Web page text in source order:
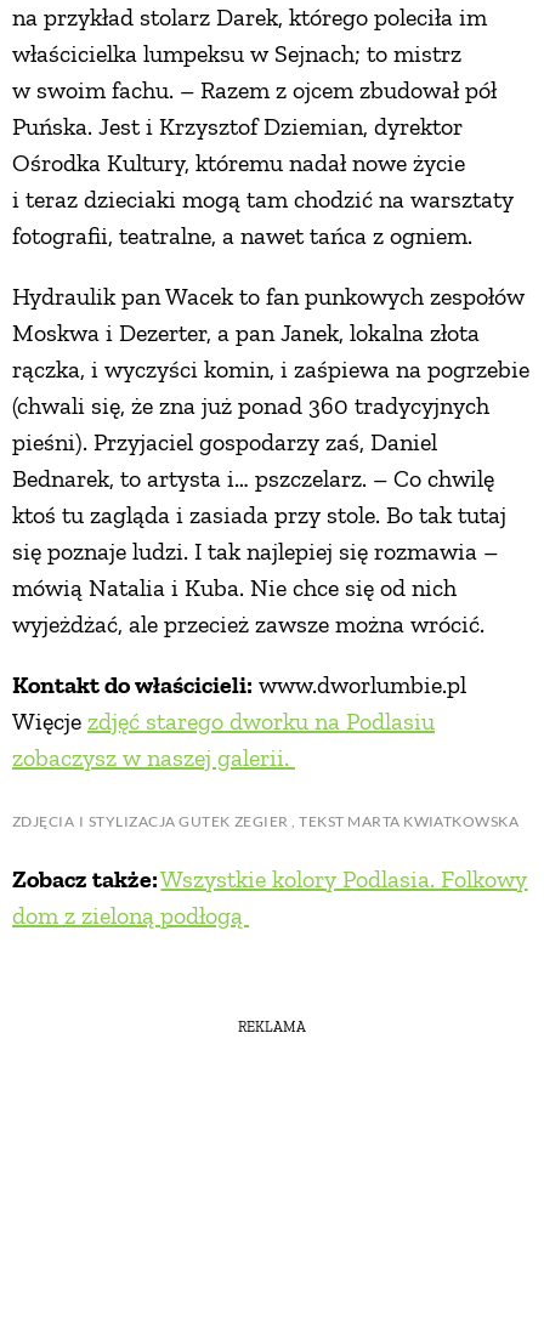
na przykład stolarz Darek, którego poleciła im
właścicielka lumpeksu w Sejnach; to mistrz
w swoim fachu. – Razem z ojcem zbudował pół
Puńska. Jest i Krzysztof Dziemian, dyrektor
Ośrodka Kultury, któremu nadał nowe życie
i teraz dzieciaki mogą tam chodzić na warsztaty
fotografii, teatralne, a nawet tańca z ogniem.
Hydraulik pan Wacek to fan punkowych zespołów
Moskwa i Dezerter, a pan Janek, lokalna złota
rączka, i wyczyści komin, i zaśpiewa na pogrzebie
(chwali się, że zna już ponad 360 tradycyjnych
pieśni). Przyjaciel gospodarzy zaś, Daniel
Bednarek, to artysta i… pszczelarz. – Co chwilę
ktoś tu zagląda i zasiada przy stole. Bo tak tutaj
się poznaje ludzi. I tak najlepiej się rozmawia –
mówią Natalia i Kuba. Nie chce się od nich
wyjeżdżać, ale przecież zawsze można wrócić.
Kontakt do właścicieli: www.dworlumbie.pl
Więcje zdjęć starego dworku na Podlasiu
zobaczysz w naszej galerii.
ZDJĘCIA I STYLIZACJA GUTEK ZEGIER , TEKST MARTA KWIATKOWSKA
Zobacz także:Wszystkie kolory Podlasia. Folkowy
dom z zieloną podłogą
REKLAMA